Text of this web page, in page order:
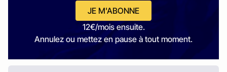
JE M'ABONNE
12€/mois ensuite.
Annulez ou mettez en pause à tout moment.